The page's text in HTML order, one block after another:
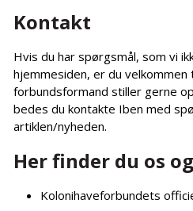
Kontakt
Hvis du har spørgsmål, som vi
hjemmesiden, er du
forbundsformand stiller gerne
bedes du kontakte Iben med
artiklen/nyheden.
Her finder du os
Kolonihaveforbundets